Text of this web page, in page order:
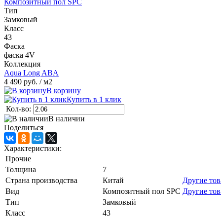
Тип
Замковый
Класс
43
Фаска
фаска 4V
Коллекция
Aqua Long ABA
4 490 руб. / м2
В корзину
Купить в 1 клик
Кол-во:
В наличии
Поделиться
Характеристики:
Прочие
Толщина
7
Страна производства
Китай
Другие
Вид
Композитный пол SPC Другие
Тип
Замковый
Класс
43